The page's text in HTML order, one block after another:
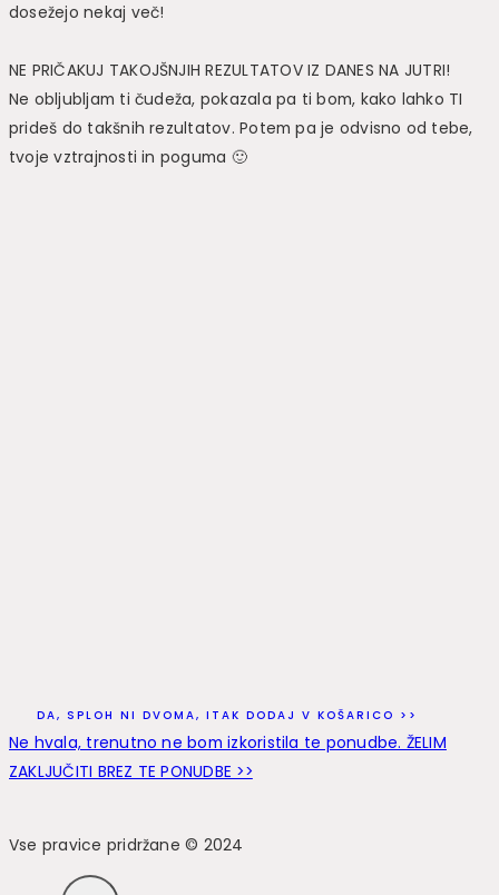
dosežejo nekaj več!
NE PRIČAKUJ TAKOJŠNJIH REZULTATOV IZ DANES NA JUTRI!
Ne obljubljam ti čudeža, pokazala pa ti bom, kako lahko TI
prideš do takšnih rezultatov. Potem pa je odvisno od tebe,
tvoje vztrajnosti in poguma 🙂
DA, SPLOH NI DVOMA, ITAK DODAJ V KOŠARICO >>
Ne hvala, trenutno ne bom izkoristila te ponudbe. ŽELIM
ZAKLJUČITI BREZ TE PONUDBE >>
Vse pravice pridržane © 2024